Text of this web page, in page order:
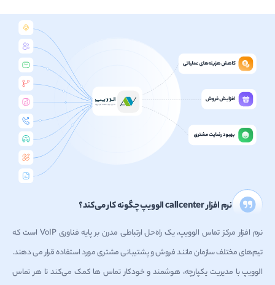
نرم افزار callcenter الوویپ چگونه کار می‌کند؟
نرم افزار مرکز تماس الوویپ، یک راه‌حل ارتباطی مدرن بر پایه فناوری VoIP است که
تیم‌های مختلف سازمان مانند فروش و پشتیبانی مشتری مورد استفاده قرار می دهند.
الوویپ با مدیریت یکپارچه، هوشمند و خودکار تماس ها کمک می‌کند تا هر تماس